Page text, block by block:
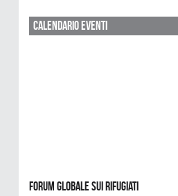
Calendario Eventi
Forum Globale sui Rifugiati